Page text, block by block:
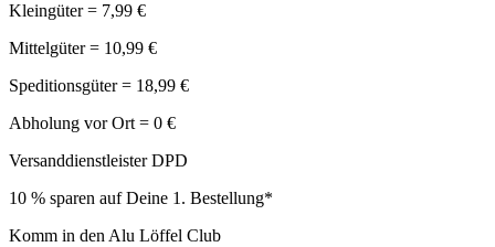
Kleingüter = 7,99 €
Mittelgüter = 10,99 €
Speditionsgüter = 18,99 €
Abholung vor Ort = 0 €
Versanddienstleister DPD
10 % sparen auf Deine 1. Bestellung*
Komm in den Alu Löffel Club